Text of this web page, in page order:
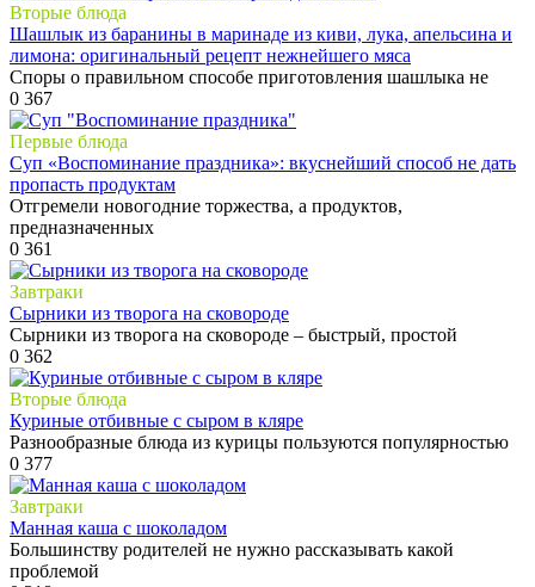
Вторые блюда
Шашлык из баранины в маринаде из киви, лука, апельсина и
лимона: оригинальный рецепт нежнейшего мяса
Споры о правильном способе приготовления шашлыка не
0 367
Первые блюда
Суп «Воспоминание праздника»: вкуснейший способ не дать
пропасть продуктам
Отгремели новогодние торжества, а продуктов,
предназначенных
0 361
Завтраки
Сырники из творога на сковороде
Сырники из творога на сковороде – быстрый, простой
0 362
Вторые блюда
Куриные отбивные с сыром в кляре
Разнообразные блюда из курицы пользуются популярностью
0 377
Завтраки
Манная каша с шоколадом
Большинству родителей не нужно рассказывать какой
проблемой